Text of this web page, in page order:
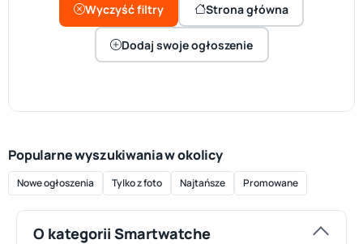
Wyczyść filtry Strona główna
Dodaj swoje ogłoszenie
Popularne wyszukiwania w okolicy
Nowe ogłoszenia Tylko z foto Najtańsze Promowane
O kategorii Smartwatche